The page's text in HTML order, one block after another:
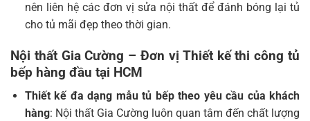
nên liên hệ các đơn vị sửa nội thất để đánh bóng lại tủ
cho tủ mãi đẹp theo thời gian.
Nội thất Gia Cường – Đơn vị Thiết kế thi công tủ
bếp hàng đầu tại HCM
Thiết kế đa dạng mẫu tủ bếp theo yêu cầu của khách
hàng: Nội thất Gia Cường luôn quan tâm đến chất lượng